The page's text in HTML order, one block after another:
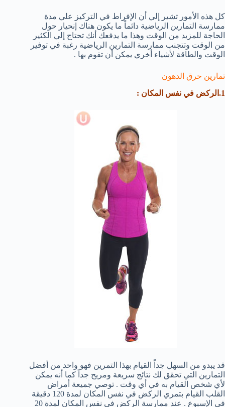
كل هذه الأمور تشير إلي أن الإفراط في التركيز علي مدة
ممارسة التمارين الرياضية دائماً ما يكون هناك إنحيار حول
الحاجة للمزيد من الوقت وهذا ما يدفعك أنك تحتاج إلي الكثير
من الوقت وتتجنب ممارسة التمارين الرياضية رغبة في توفير
الوقت والطاقة لأشياء أخري يمكن أن تقوم بها .
تمارين حرق الدهون
1.الركض في نفس المكان :
قد يبدو من السهل جداً القيام بهذا التمرين فهو واحد من أفضل
التمارين التي تحقق لك نتائج سريعة ومريح جداً كما أنه يمكن
لأي شخص القيام به في أي وقت . توصي جميعة أمراض
القلب القيام بتمري الركض في نفس المكان لمدة 120 دقيقة
في الإسبوع . عند ممارسة الركض في نفس المكان لمدة 20